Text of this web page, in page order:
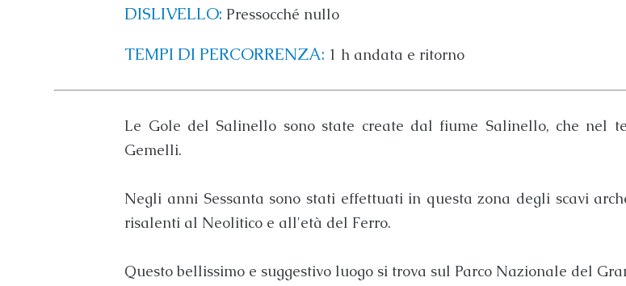
DISLIVELLO: Pressocché nullo
TEMPI DI PERCORRENZA: 1 h andata e ritorno
Le Gole del Salinello sono state create dal fiume Salinello, che nel
Gemelli.
Negli anni Sessanta sono stati effettuati in questa zona degli scavi
risalenti al Neolitico e all'età del Ferro.
Questo bellissimo e suggestivo luogo si trova sul Parco Nazionale del